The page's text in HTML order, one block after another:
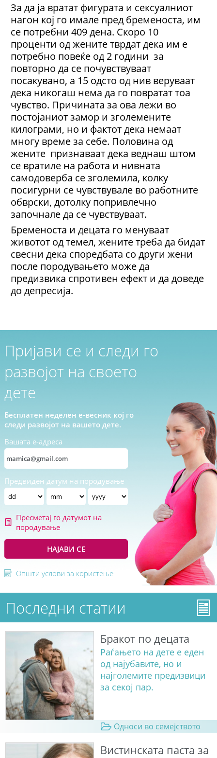
За да ја вратат фигурата и сексуалниот
нагон кој го имале пред бременоста, им
се потребни 409 дена. Скоро 10
проценти од жените тврдат дека им е
потребно повеќе од 2 години за
повторно да се почувствуваат
посакувано, а 15 одсто од нив веруваат
дека никогаш нема да го повратат тоа
чувство. Причината за ова лежи во
постојаниот замор и зголемените
килограми, но и фактот дека немаат
многу време за себе. Половина од
жените признаваат дека веднаш штом
се вратиле на работа и нивната
самодоверба се зголемила, колку
посигурни се чувствувале во работните
обврски, дотолку попривлечно
започнале да се чувствуваат.
Бременоста и децата го менуваат
животот од темел, жените треба да бидат
свесни дека споредбата со други жени
после породувањето може да
предизвика спротивен ефект и да доведе
до депресија.
Пријави се и следи го
развојот на своето
дете
Бесплатен неделен е-весник кој го
следи развојот на вашето дете.
Вашата е-адреса
Предвиден датум на породување
Пресметај го датумот на
породување
НАЈАВИ СЕ
Општи услови за користење
Последни статии
Бракот по децата
Раѓањето на дете е еден
од најубавите, но и
најголемите предизвици
за секој пар.
Односи во семејството
Вистинската паста за